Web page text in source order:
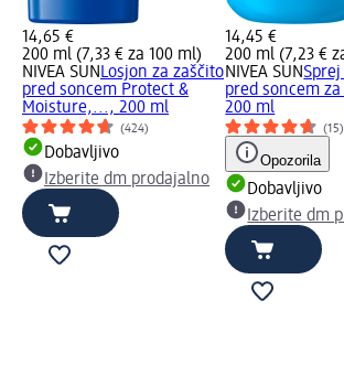
14,65 €
200 ml (7,33 € za 100 ml)
NIVEA SUNLosjon za zaščito
pred soncem Protect &
Moisture,..., 200 ml
(424)
Dobavljivo
Izberite dm prodajalno
14,45 €
200 ml (7,23 €
NIVEA SUN
pred soncem
200 ml
(15)
Opozorila
Dobavljivo
Izberite dm